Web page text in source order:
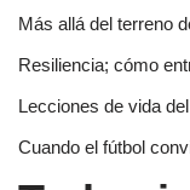
Más allá del terreno
Resiliencia; cómo
Lecciones de vida
Cuando el fútbol